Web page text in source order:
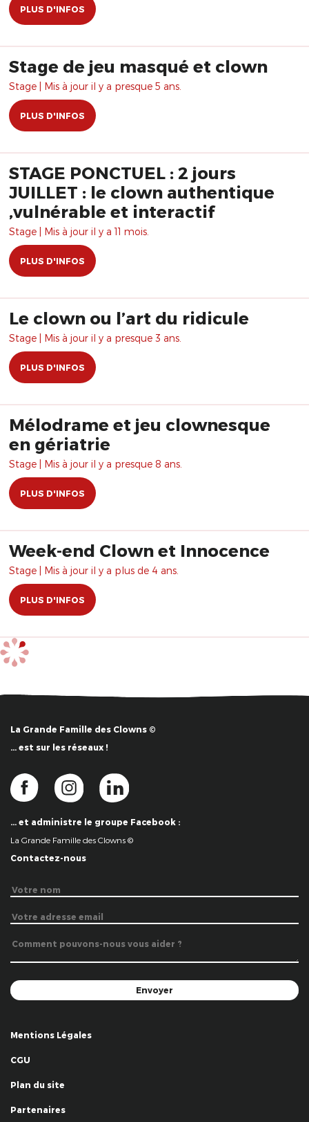
PLUS D'INFOS
Stage de jeu masqué et clown
Stage | Mis à jour il y a presque 5 ans.
PLUS D'INFOS
STAGE PONCTUEL : 2 jours
JUILLET : le clown authentique
,vulnérable et interactif
Stage | Mis à jour il y a 11 mois.
PLUS D'INFOS
Le clown ou l’art du ridicule
Stage | Mis à jour il y a presque 3 ans.
PLUS D'INFOS
Mélodrame et jeu clownesque
en gériatrie
Stage | Mis à jour il y a presque 8 ans.
PLUS D'INFOS
Week-end Clown et Innocence
Stage | Mis à jour il y a plus de 4 ans.
PLUS D'INFOS
La Grande Famille des Clowns ©
… est sur les réseaux !
… et administre le groupe Facebook :
La Grande Famille des Clowns ©
Contactez-nous
Mentions Légales
CGU
Plan du site
Partenaires